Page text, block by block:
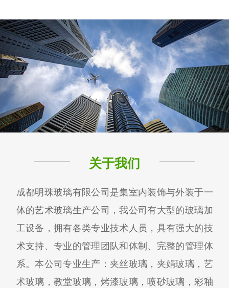
关于我们
成都明珠玻璃有限公司是集室内装饰与外装于一
体的艺术玻璃生产公司，我公司有大型的玻璃加
工设备，拥有各类专业技术人员，具有强大的技
术支持、专业的管理团队和体制、完整的管理体
系。本公司专业生产：夹丝玻璃，夹娟玻璃，艺
术玻璃，教堂玻璃，烤漆玻璃，喷砂玻璃，彩釉